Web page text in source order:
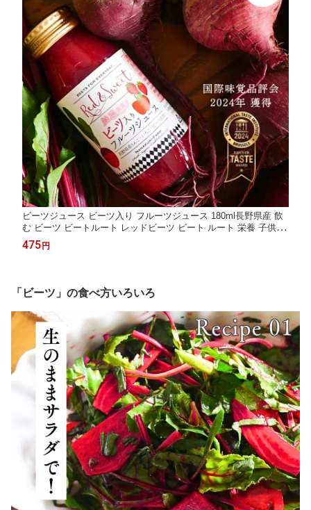
ビーツジュース ビーツ入り フルーツジュース 180ml長野県産 飲
む ビーツ ビートルート レッドビーツ ビート ルート 栄養 子供 野
菜 鉄分 ドリンク 子ども ミックスジュース 果物ジュース スーパ
ーフード ジュース ビンジュース ポリフェノール 砂糖不使用 Red
475円
「ビーツ」の食べ方いろいろ